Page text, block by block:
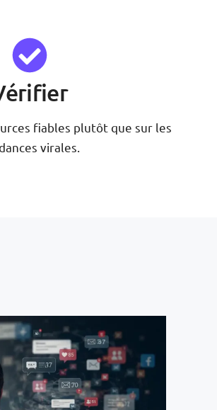
fiables plutôt que sur les
virales.